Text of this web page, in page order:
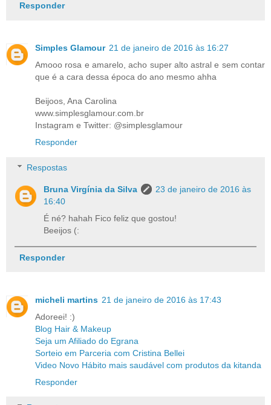
Responder
Simples Glamour 21 de janeiro de 2016 às 16:27
Amooo rosa e amarelo, acho super alto astral e sem contar
que é a cara dessa época do ano mesmo ahha
Beijoos, Ana Carolina
www.simplesglamour.com.br
Instagram e Twitter: @simplesglamour
Responder
Respostas
Bruna Virgínia da Silva
23 de janeiro de 2016 às
16:40
É né? hahah Fico feliz que gostou!
Beeijos (:
Responder
micheli martins 21 de janeiro de 2016 às 17:43
Adoreei! :)
Blog Hair & Makeup
Seja um Afiliado do Egrana
Sorteio em Parceria com Cristina Bellei
Video Novo Hábito mais saudável com produtos da kitanda
Responder